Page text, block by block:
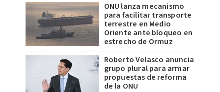
ONU lanza mecanismo
para facilitar transporte
terrestre en Medio
Oriente ante bloqueo en
estrecho de Ormuz
Roberto Velasco anuncia
grupo plural para armar
propuestas de reforma
de la ONU